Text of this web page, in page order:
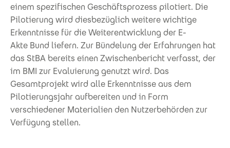
einem spezifischen Geschäftsprozess pilotiert. Die
Pilotierung wird diesbezüglich weitere wichtige
Erkenntnisse für die Weiterentwicklung der E-
Akte Bund liefern. Zur Bündelung der Erfahrungen hat
das StBA bereits einen Zwischenbericht verfasst, der
im BMI zur Evaluierung genutzt wird. Das
Gesamtprojekt wird alle Erkenntnisse aus dem
Pilotierungsjahr aufbereiten und in Form
verschiedener Materialien den Nutzerbehörden zur
Verfügung stellen.